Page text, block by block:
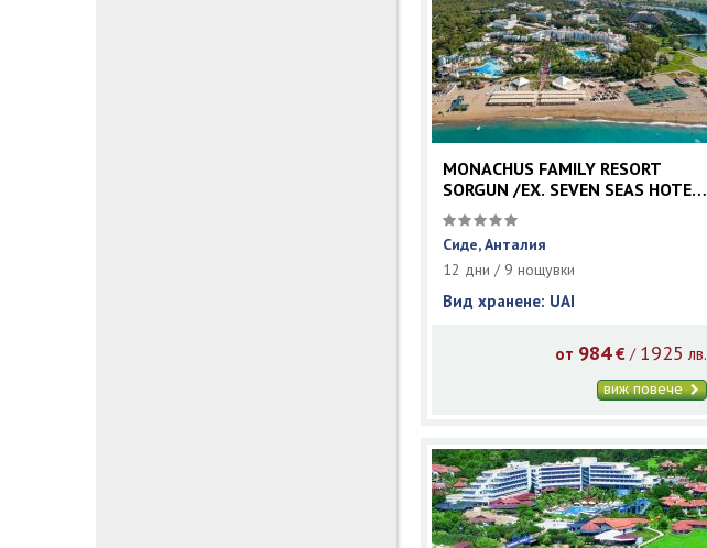
MONACHUS FAMILY RESORT
SORGUN /EX. SEVEN SEAS HOTEL
BLUE
Сиде, Анталия
12 дни / 9 нощувки
Вид хранене: UAI
от 984 € / 1925 лв.
виж повече